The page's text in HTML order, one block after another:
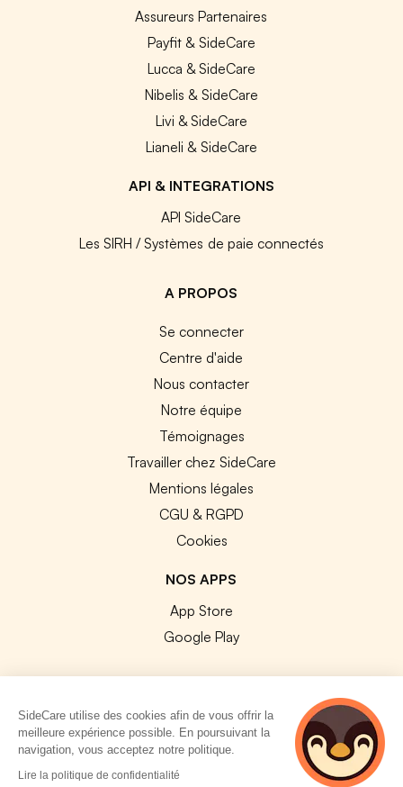
Assureurs Partenaires
Payfit & SideCare
Lucca & SideCare
Nibelis & SideCare
Livi & SideCare
Lianeli & SideCare
API & INTEGRATIONS
API SideCare
Les SIRH / Systèmes de paie connectés
A PROPOS
Se connecter
Centre d'aide
Nous contacter
Notre équipe
Témoignages
Travailler chez SideCare
Mentions légales
CGU & RGPD
Cookies
NOS APPS
App Store
Google Play
© 2026 SideCare. Tous droits réservés.
SideCare utilise des cookies afin de vous offrir la
meilleure expérience possible. En poursuivant la
navigation, vous acceptez notre politique.
Lire la politique de confidentialité
4 personnes